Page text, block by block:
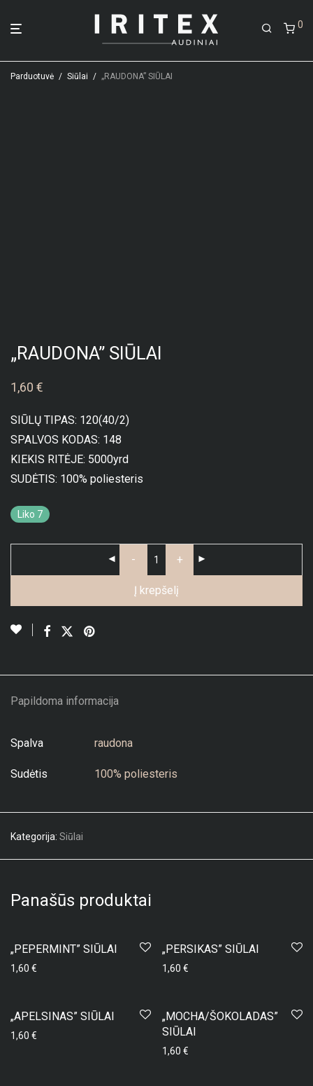
0
Parduotuvė / Siūlai / „RAUDONA” SIŪLAI
„RAUDONA” SIŪLAI
1,60 €
SIŪLŲ TIPAS: 120(40/2)
SPALVOS KODAS: 148
KIEKIS RITĖJE: 5000yrd
SUDĖTIS: 100% poliesteris
Liko 7
- +
Į krepšelį
Papildoma informacija
Spalva raudona
Sudėtis 100% poliesteris
Kategorija: Siūlai
Panašūs produktai
„PEPERMINT” SIŪLAI
1,60 €
„PERSIKAS” SIŪLAI
1,60 €
„APELSINAS” SIŪLAI
1,60 €
„MOCHA/ŠOKOLADAS”
SIŪLAI
1,60 €